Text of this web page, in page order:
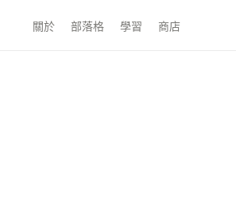
關於 部落格 學習 商店